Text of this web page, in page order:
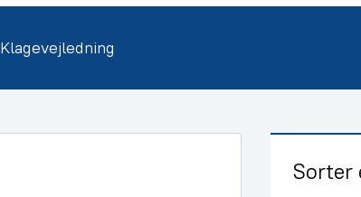
Klagevejledning
Sorter